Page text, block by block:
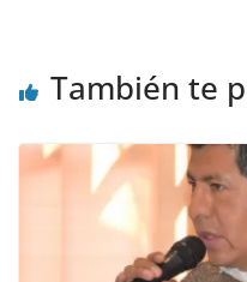
También te